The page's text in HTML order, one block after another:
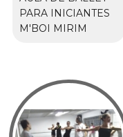
PARA INICIANTES
M'BOI MIRIM